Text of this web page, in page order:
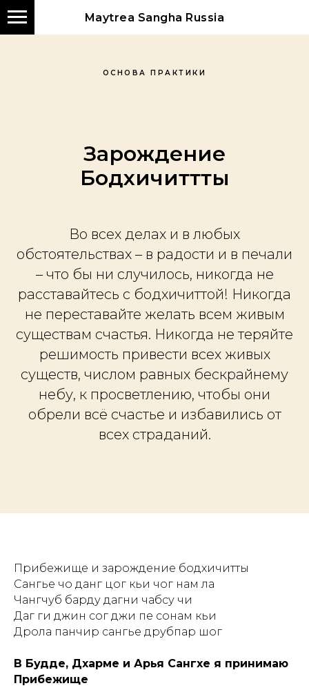
Maytrea Sangha Russia
ОСНОВА ПРАКТИКИ
Зарождение
Бодхичиттты
Во всех делах и в любых
обстоятельствах – в радости и в печали
– что бы ни случилось, никогда не
расставайтесь с бодхичиттой! Никогда
не переставайте желать всем живым
существам счастья. Никогда не теряйте
решимость привести всех живых
существ, числом равных бескрайнему
небу, к просветлению, чтобы они
обрели всё счастье и избавились от
всех страданий.
Прибежище и зарождение бодхичитты
Сангье чо данг цог кьи чог нам ла
Чангчуб барду дагни чабсу чи
Даг ги джин сог джи пе сонам кьи
Дрола панчир сангье друбпар шог
В Будде, Дхарме и Арья Сангхе я принимаю
Прибежище